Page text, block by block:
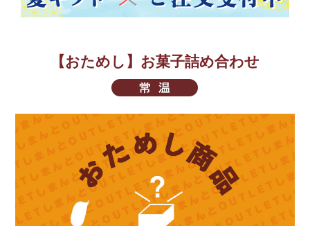
【おためし】お菓子詰め合わせ